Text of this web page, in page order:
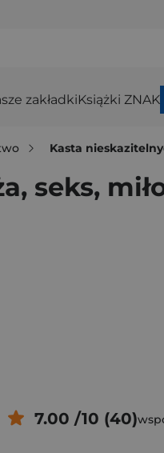
zakładkiKsiążki ZNAK
Kasta
seks,
7.00 /10 (40)